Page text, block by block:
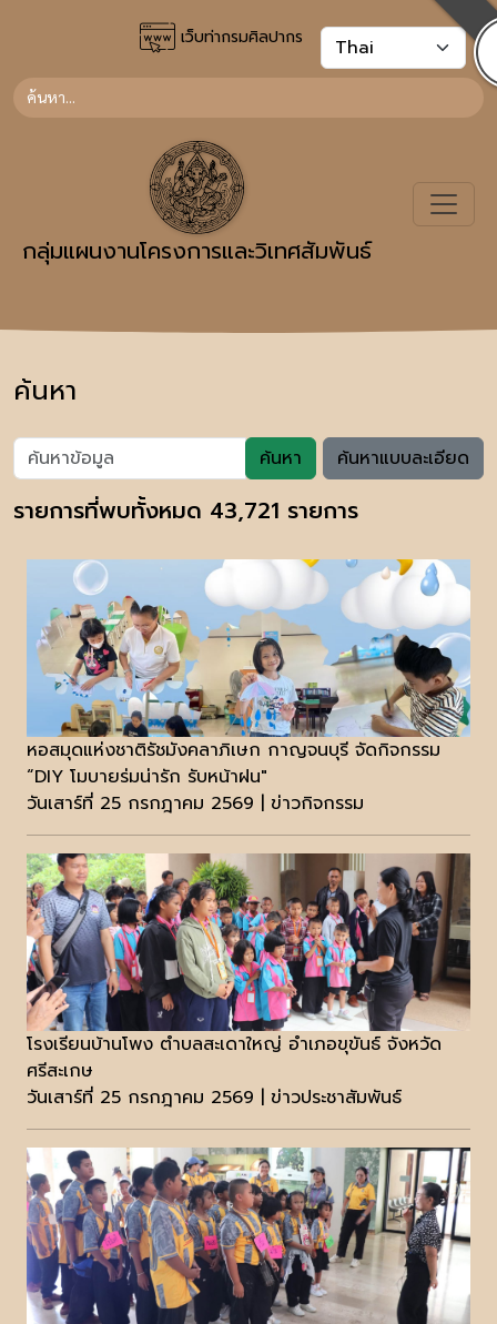
เว็บท่ากรมศิลปากร
กลุ่มแผนงานโครงการและวิเทศสัมพันธ์
ค้นหา
ค้นหา ค้นหาแบบละเอียด
รายการที่พบทั้งหมด 43,721 รายการ
หอสมุดแห่งชาติรัชมังคลาภิเษก กาญจนบุรี จัดกิจกรรม
“DIY โมบายร่มน่ารัก รับหน้าฝน"
วันเสาร์ที่ 25 กรกฎาคม 2569 | ข่าวกิจกรรม
โรงเรียนบ้านโพง ตำบลสะเดาใหญ่ อำเภอขุขันธ์ จังหวัด
ศรีสะเกษ
วันเสาร์ที่ 25 กรกฎาคม 2569 | ข่าวประชาสัมพันธ์